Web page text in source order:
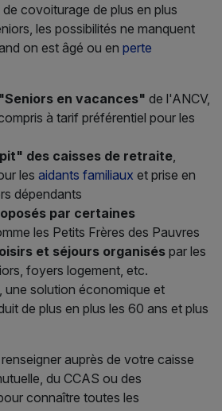
covoiturage de plus en plus
les possibilités ne manquent
on est âgé ou en perte
en vacances" de l'ANCV,
à tarif préférentiel pour les
des caisses de retraite
les aidants familiaux et prise en
dépendants
par certaines
les Petits Frères des Pauvres
et séjours organisés par les
foyers logement, etc.
, une solution économique et
de plus en plus les 60 ans et plus
auprès de votre caisse
du CCAS ou des
connaître toutes les